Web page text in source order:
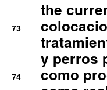
the
73
y perros
74 como